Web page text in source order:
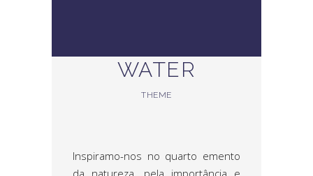
WATER
THEME
Inspiramo-nos no quarto emento
da natureza, pela importância e